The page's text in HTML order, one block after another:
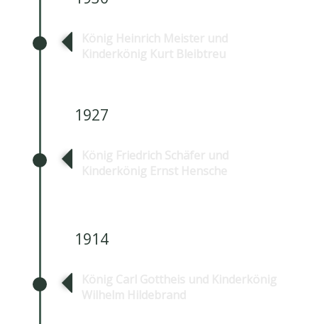
1927
1914